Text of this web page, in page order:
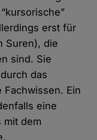
erst für
Suren), die
sind. Sie
das
Ein
eine
mit dem